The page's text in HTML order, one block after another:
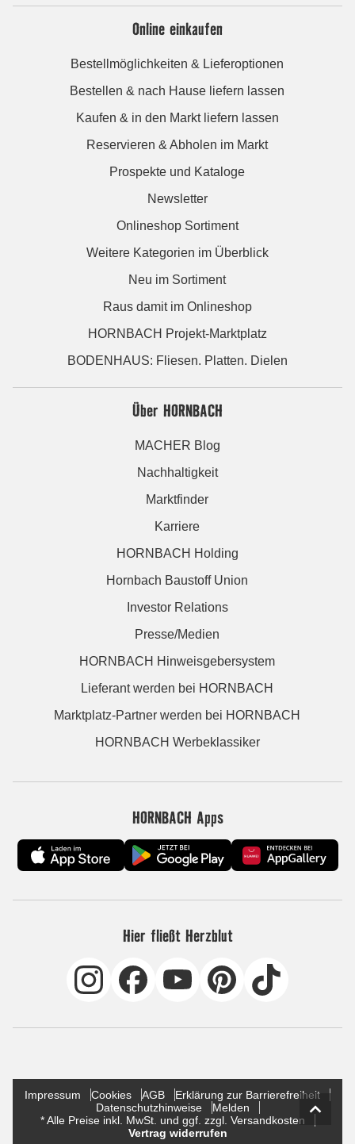
Online einkaufen
Bestellmöglichkeiten & Lieferoptionen
Bestellen & nach Hause liefern lassen
Kaufen & in den Markt liefern lassen
Reservieren & Abholen im Markt
Prospekte und Kataloge
Newsletter
Onlineshop Sortiment
Weitere Kategorien im Überblick
Neu im Sortiment
Raus damit im Onlineshop
HORNBACH Projekt-Marktplatz
BODENHAUS: Fliesen. Platten. Dielen
Über HORNBACH
MACHER Blog
Nachhaltigkeit
Marktfinder
Karriere
HORNBACH Holding
Hornbach Baustoff Union
Investor Relations
Presse/Medien
HORNBACH Hinweisgebersystem
Lieferant werden bei HORNBACH
Marktplatz-Partner werden bei HORNBACH
HORNBACH Werbeklassiker
HORNBACH Apps
Hier fließt Herzblut
Impressum Cookies AGB
Erklärung zur Barrierefreiheit
Datenschutzhinweise
Melden
* Alle Preise inkl. MwSt. und ggf. zzgl. Versandkosten
Vertrag widerrufen